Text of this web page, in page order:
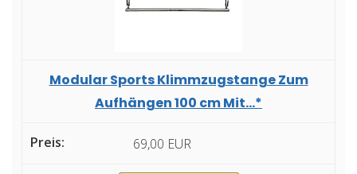
Modular Sports Klimmzugstange Zum
Aufhängen 100 cm Mit...*
69,00 EUR